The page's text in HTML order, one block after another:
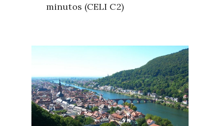
minutos (CELI C2)